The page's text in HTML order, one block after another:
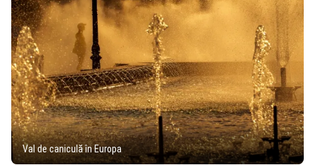
Val de caniculă în Europa